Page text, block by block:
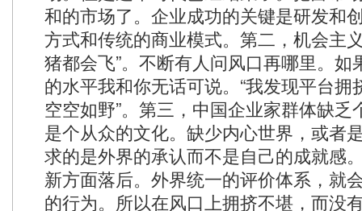
和的市场了。企业成功的关键是研发和
方式和传统的商业模式。第二，机会主
猪都会飞”。不断有人问风口再哪里。如
的水平我和你无话可说。“我发现平台拥
空空如野”。第三，中国企业家群体缺
是个从众的文化。缺少内心世界，或者
求的是外界的承认而不是自己的成就感
新方面落后。外界统一的评价体系，就
的行为。所以在风口上拥挤不堪，而没